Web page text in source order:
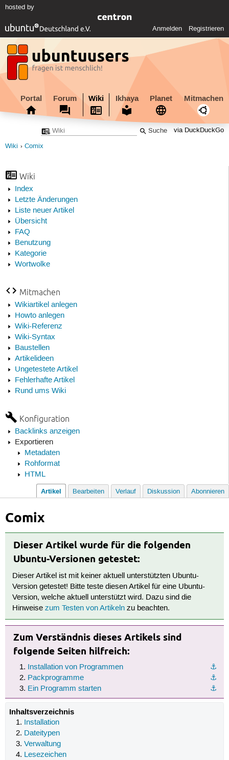
hosted by
Anmelden Registrieren
Portal Forum Wiki Ikhaya Planet Mitmachen
via DuckDuckGo
Wiki Comix
Wiki
Index
Letzte Änderungen
Liste neuer Artikel
Übersicht
FAQ
Benutzung
Kategorie
Wortwolke
Mitmachen
Wikiartikel anlegen
Howto anlegen
Wiki-Referenz
Wiki-Syntax
Baustellen
Artikelideen
Ungetestete Artikel
Fehlerhafte Artikel
Rund ums Wiki
Konfiguration
Backlinks anzeigen
Exportieren
Metadaten
Rohformat
HTML
Artikel Bearbeiten Verlauf Diskussion Abonnieren
Comix
Dieser Artikel wurde für die folgenden
Ubuntu-Versionen getestet:
Dieser Artikel ist mit keiner aktuell unterstützten Ubuntu-
Version getestet! Bitte teste diesen Artikel für eine Ubuntu-
Version, welche aktuell unterstützt wird. Dazu sind die
Hinweisezum Testen von Artikeln zu beachten.
Zum Verständnis dieses Artikels sind
folgende Seiten hilfreich:
⚓︎
Installation von Programmen
⚓︎
Packprogramme
⚓︎
Ein Programm starten
Inhaltsverzeichnis
Installation
Dateitypen
Verwaltung
Lesezeichen